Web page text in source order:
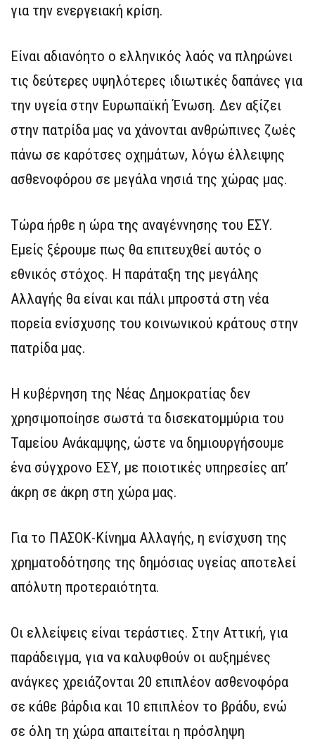
για την ενεργειακή κρίση.
Είναι αδιανόητο ο ελληνικός λαός να πληρώνει
τις δεύτερες υψηλότερες ιδιωτικές δαπάνες για
την υγεία στην Ευρωπαϊκή Ένωση. Δεν αξίζει
στην πατρίδα μας να χάνονται ανθρώπινες ζωές
πάνω σε καρότσες οχημάτων, λόγω έλλειψης
ασθενοφόρου σε μεγάλα νησιά της χώρας μας.
Τώρα ήρθε η ώρα της αναγέννησης του ΕΣΥ.
Εμείς ξέρουμε πως θα επιτευχθεί αυτός ο
εθνικός στόχος. Η παράταξη της μεγάλης
Αλλαγής θα είναι και πάλι μπροστά στη νέα
πορεία ενίσχυσης του κοινωνικού κράτους στην
πατρίδα μας.
Η κυβέρνηση της Νέας Δημοκρατίας δεν
χρησιμοποίησε σωστά τα δισεκατομμύρια του
Ταμείου Ανάκαμψης, ώστε να δημιουργήσουμε
ένα σύγχρονο ΕΣΥ, με ποιοτικές υπηρεσίες απ’
άκρη σε άκρη στη χώρα μας.
Για το ΠΑΣΟΚ-Κίνημα Αλλαγής, η ενίσχυση της
χρηματοδότησης της δημόσιας υγείας αποτελεί
απόλυτη προτεραιότητα.
Οι ελλείψεις είναι τεράστιες. Στην Αττική, για
παράδειγμα, για να καλυφθούν οι αυξημένες
ανάγκες χρειάζονται 20 επιπλέον ασθενοφόρα
σε κάθε βάρδια και 10 επιπλέον το βράδυ, ενώ
σε όλη τη χώρα απαιτείται η πρόσληψη